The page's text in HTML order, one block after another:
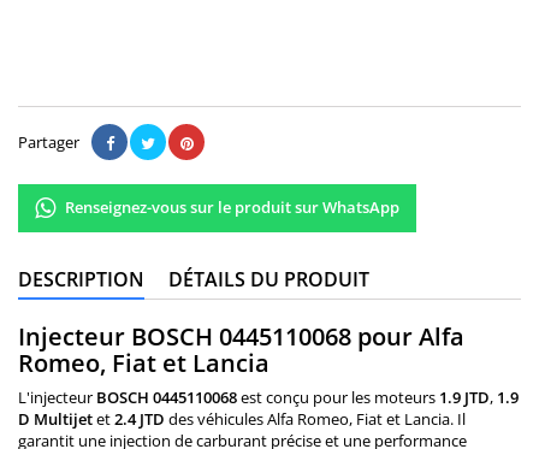
Partager
Renseignez-vous sur le produit sur WhatsApp
DESCRIPTION DÉTAILS DU PRODUIT
Injecteur BOSCH 0445110068 pour Alfa
Romeo, Fiat et Lancia
L'injecteur BOSCH 0445110068est conçu pour les moteurs 1.9 JTD, 1.9
D Multijetet2.4 JTD des véhicules Alfa Romeo, Fiat et Lancia. Il
garantit une injection de carburant précise et une performance